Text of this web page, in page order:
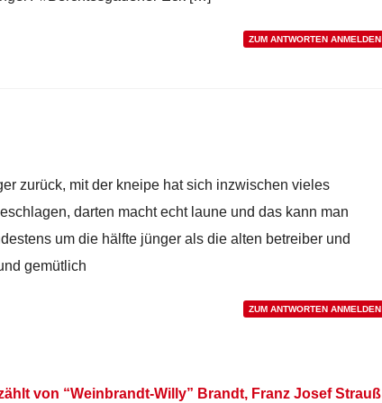
ZUM ANTWORTEN ANMELDEN
zurück, mit der kneipe hat sich inzwischen vieles
darten macht echt laune und das kann man
um die hälfte jünger als die alten betreiber und
gemütlich
ZUM ANTWORTEN ANMELDEN
von “Weinbrandt-Willy” Brandt, Franz Josef Strauß